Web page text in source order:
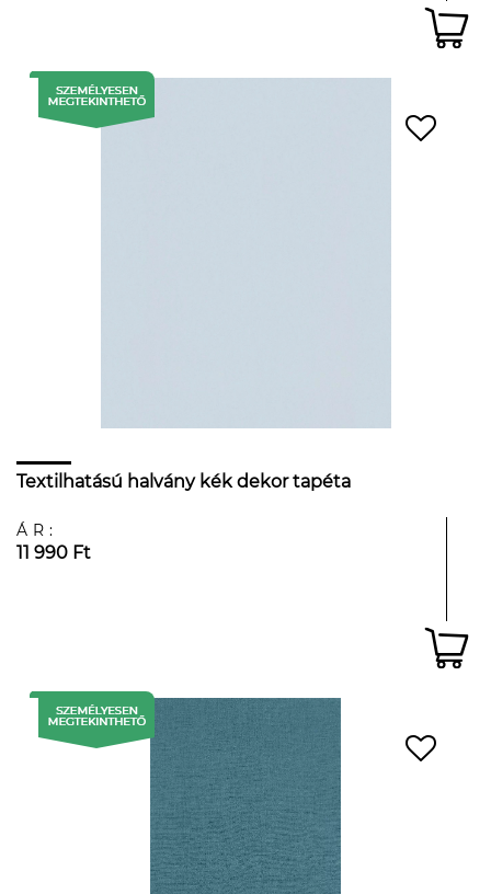
Textilhatású halvány kék dekor tapéta
ÁR:
11 990 Ft